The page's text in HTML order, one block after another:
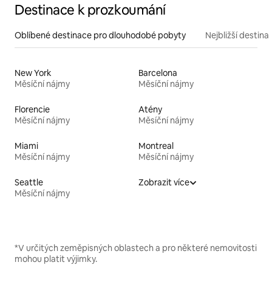
Destinace k prozkoumání
Oblíbené destinace pro dlouhodobé pobyty Nejbližší
New York
Měsíční nájmy
Barcelona
Měsíční nájmy
Florencie
Měsíční nájmy
Atény
Měsíční nájmy
Miami
Měsíční nájmy
Montreal
Měsíční nájmy
Seattle
Měsíční nájmy
Zobrazit více
*V určitých zeměpisných oblastech a pro některé nemovitosti
mohou platit výjimky.